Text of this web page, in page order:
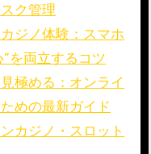
ク管理
ジノ体験：スマホ
を両立するコツ
極める：オンライ
めの最新ガイド
カジノ・スロット